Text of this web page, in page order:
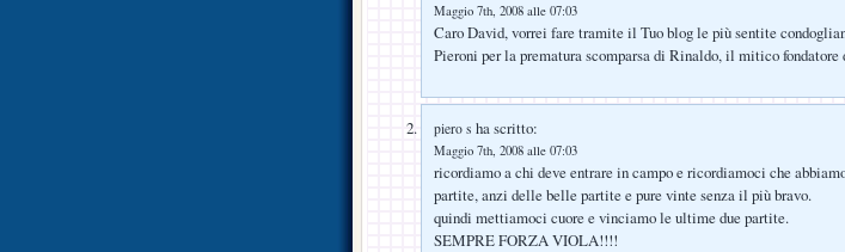
Maggio 7th, 2008 alle 07:03
Caro David, vorrei fare tramite il Tuo blog le più sentite
Pieroni per la prematura scomparsa di Rinaldo, il mitico
piero s ha scritto:
Maggio 7th, 2008 alle 07:03
ricordiamo a chi deve entrare in campo e ricordiamoci che
partite, anzi delle belle partite e pure vinte senza il più bravo.
quindi mettiamoci cuore e vinciamo le ultime due partite.
SEMPRE FORZA VIOLA!!!!